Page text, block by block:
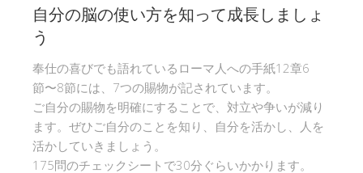
自分の脳の使い方を知って成長しましょ
う
奉仕の喜びでも語れているローマ人への手紙12章6
節〜8節には、7つの賜物が記されています。
ご自分の賜物を明確にすることで、対立や争いが減り
ます。ぜひご自分のことを知り、自分を活かし、人を
活かしていきましょう。
175問のチェックシートで30分ぐらいかかります。